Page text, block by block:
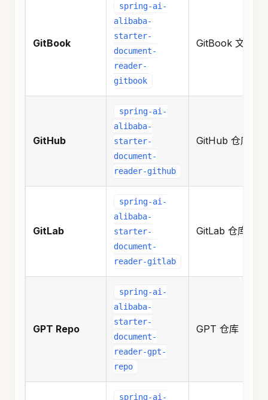
GitBook
spring-ai-
alibaba-
starter-
document-
reader-
gitbook
GitBook 文档
GitHub
spring-ai-
alibaba-
starter-
document-
reader-github
GitHub 仓库
GitLab
spring-ai-
alibaba-
starter-
document-
reader-gitlab
GitLab 仓库
GPT Repo
spring-ai-
alibaba-
starter-
document-
reader-gpt-
repo
GPT 仓库
spring-ai-